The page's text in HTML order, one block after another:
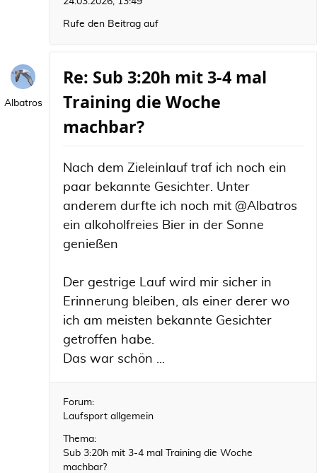
Rufe den Beitrag auf
Albatros
Re: Sub 3:20h mit 3-4 mal
Training die Woche
machbar?
Nach dem Zieleinlauf traf ich noch ein
paar bekannte Gesichter. Unter
anderem durfte ich noch mit @Albatros
ein alkoholfreies Bier in der Sonne
genießen
Der gestrige Lauf wird mir sicher in
Erinnerung bleiben, als einer derer wo
ich am meisten bekannte Gesichter
getroffen habe.
Das war schön ...
Forum:
Laufsport allgemein
Thema:
Sub 3:20h mit 3-4 mal Training die Woche
machbar?